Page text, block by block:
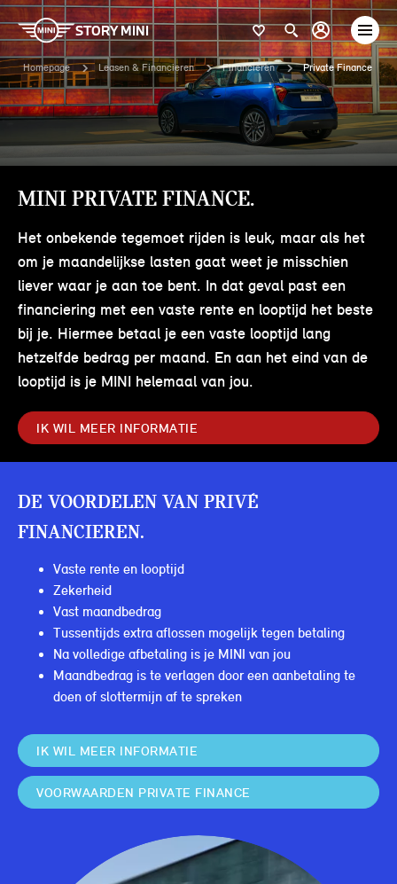
STORY MINI
Homepage Leasen & Financieren Financieren Private Finance
MINI PRIVATE FINANCE.
Het onbekende tegemoet rijden is leuk, maar als het
om je maandelijkse lasten gaat weet je misschien
liever waar je aan toe bent. In dat geval past een
financiering met een vaste rente en looptijd het beste
bij je. Hiermee betaal je een vaste looptijd lang
hetzelfde bedrag per maand. En aan het eind van de
looptijd is je MINI helemaal van jou.
IK WIL MEER INFORMATIE
DE VOORDELEN VAN PRIVÉ
FINANCIEREN.
Vaste rente en looptijd
Zekerheid
Vast maandbedrag
Tussentijds extra aflossen mogelijk tegen betaling
Na volledige afbetaling is je MINI van jou
Maandbedrag is te verlagen door een aanbetaling te
doen of slottermijn af te spreken
IK WIL MEER INFORMATIE
VOORWAARDEN PRIVATE FINANCE